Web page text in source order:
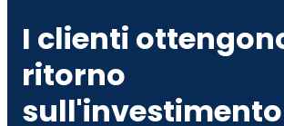
I clienti
ritorno